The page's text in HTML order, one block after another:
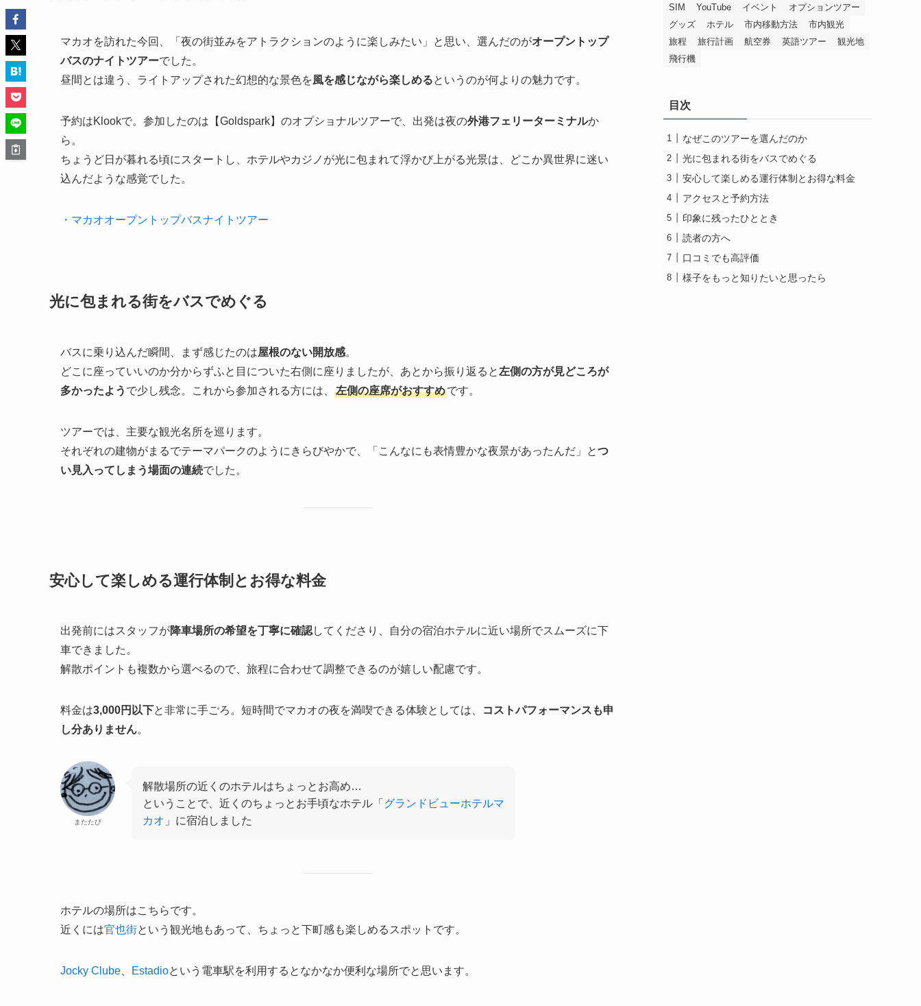
マカオを訪れた今回、「夜の街並みをアトラクションのように楽しみたい」と思い、選んだのがオープントップ
バスのナイトツアーでした。
昼間とは違う、ライトアップされた幻想的な景色を風を感じながら楽しめるというのが何よりの魅力です。
予約はKlookで。参加したのは【Goldspark】のオプショナルツアーで、出発は夜の外港フェリーターミナルか
ら。
ちょうど日が暮れる頃にスタートし、ホテルやカジノが光に包まれて浮かび上がる光景は、どこか異世界に迷い
込んだような感覚でした。
・マカオオープントップバスナイトツアー
光に包まれる街をバスでめぐる
バスに乗り込んだ瞬間、まず感じたのは屋根のない開放感。
どこに座っていいのか分からずふと目についた右側に座りましたが、あとから振り返ると左側の方が見どころが
多かったよう で少し残念。これから参加される方には、 左側の座席がおすすめです。
ツアーでは、主要な観光名所を巡ります。
それぞれの建物がまるでテーマパークのようにきらびやかで、「こんなにも表情豊かな夜景があったんだ」とつ
い見入ってしまう場面の連続でした。
安心して楽しめる運行体制とお得な料金
出発前にはスタッフが降車場所の希望を丁寧に確認してくださり、自分の宿泊ホテルに近い場所でスムーズに下
車できました。
解散ポイントも複数から選べるので、旅程に合わせて調整できるのが嬉しい配慮です。
料金は3,000円以下と非常に手ごろ。短時間でマカオの夜を満喫できる体験としては、
コストパフォーマンスも申
し分ありません。
またたび
解散場所の近くのホテルはちょっとお高め…
ということで、近くのちょっとお手頃なホテル「 グランドビューホテルマ
カオ 」に宿泊しました
ホテルの場所はこちらです。
近くには官也街という観光地もあって、ちょっと下町感も楽しめるスポットです。
Jocky Clube Estadioという電車駅を利用するとなかなか便利な場所でと思います。
SIM YouTube イベント
オプションツアー
グッズ
ホテル 市内移動方法
市内観光
旅程
旅行計画 航空券 英語ツアー
観光地
飛行機
目次
なぜこのツアーを選んだのか
光に包まれる街をバスでめぐる
安心して楽しめる運行体制とお得な料金
アクセスと予約方法
印象に残ったひととき
読者の方へ
口コミでも高評価
様子をもっと知りたいと思ったら